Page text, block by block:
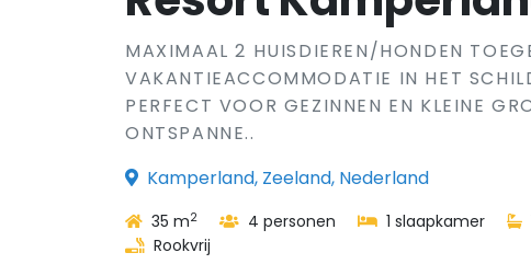
MAXIMAAL 2 HUISDIEREN/HONDEN
VAKANTIEACCOMMODATIE IN HET
PERFECT VOOR GEZINNEN EN KLEINE
ONTSPANNE..
Kamperland, Zeeland, Nederland
35 m2 4 personen 1 slaapkamer
Rookvrij